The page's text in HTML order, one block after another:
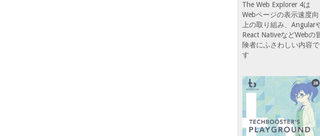
The Web Explorer 4は
Webページの表示速度向
上の取り組み、Angular
React NativeなどWebの
険者にふさわしい内容で
す